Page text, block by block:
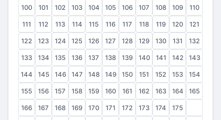
100 101 102 103 104 105 106 107 108 109 110
111 112 113 114 115 116 117 118 119 120 121
122 123 124 125 126 127 128 129 130 131 132
133 134 135 136 137 138 139 140 141 142 143
144 145 146 147 148 149 150 151 152 153 154
155 156 157 158 159 160 161 162 163 164 165
166 167 168 169 170 171 172 173 174 175